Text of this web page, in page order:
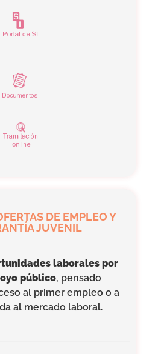
dispone de su
tramitación
DE EMPLEO Y
JUVENIL
laborales por
público, pensado
al primer empleo o a
al mercado laboral.